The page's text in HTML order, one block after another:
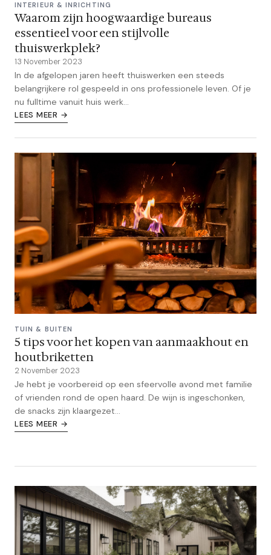
INTERIEUR & INRICHTING
Waarom zijn hoogwaardige bureaus
essentieel voor een stijlvolle
thuiswerkplek?
13 November 2023
In de afgelopen jaren heeft thuiswerken een steeds
belangrijkere rol gespeeld in ons professionele leven. Of je
nu fulltime vanuit huis werk...
LEES MEER →
TUIN & BUITEN
5 tips voor het kopen van aanmaakhout en
houtbriketten
2 November 2023
Je hebt je voorbereid op een sfeervolle avond met familie
of vrienden rond de open haard. De wijn is ingeschonken,
de snacks zijn klaargezet...
LEES MEER →